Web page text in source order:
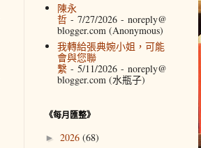
陳永
哲- 7/27/2026- noreply@
blogger.com (Anonymous)
我轉給張典婉小姐，可能
會與您聯
繫- 5/11/2026- noreply@
blogger.com (水瓶子)
《每月匯整》
► 2026 (68)